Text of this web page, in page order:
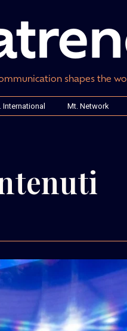
shapes the
International Mt. Network